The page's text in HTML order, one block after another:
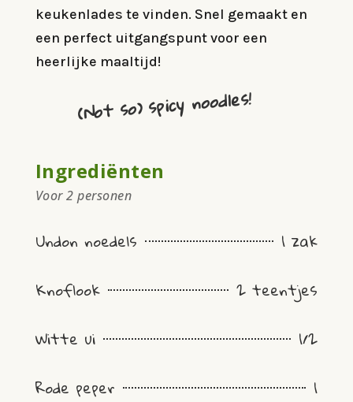
keukenlades te vinden. Snel gemaakt en
een perfect uitgangspunt voor een
heerlijke maaltijd!
(Not so) spicy noodles!
Ingrediënten
Voor 2 personen
Undon noedels
1 zak
Knoflook
2 teentjes
Witte ui
1/2
Rode peper
1